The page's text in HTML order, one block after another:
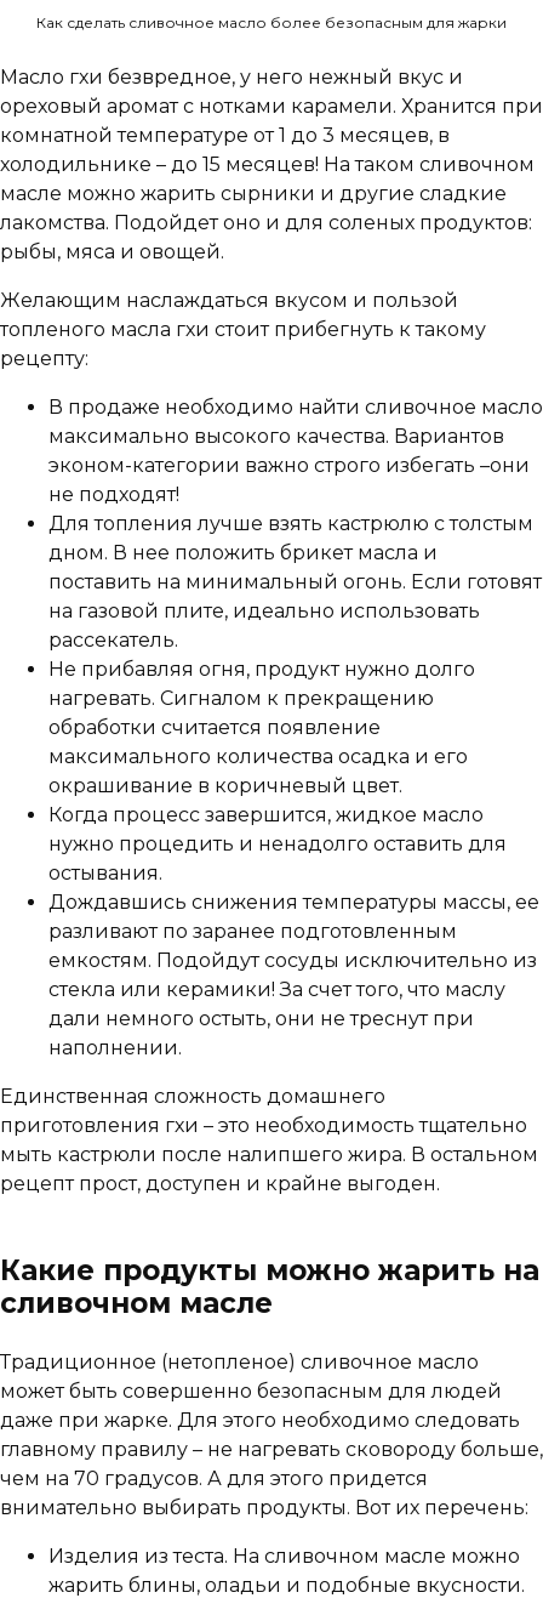
Как сделать сливочное масло более безопасным для жарки
Масло гхи безвредное, у него нежный вкус и
ореховый аромат с нотками карамели. Хранится при
комнатной температуре от 1 до 3 месяцев, в
холодильнике – до 15 месяцев! На таком сливочном
масле можно жарить сырники и другие сладкие
лакомства. Подойдет оно и для соленых продуктов:
рыбы, мяса и овощей.
Желающим наслаждаться вкусом и пользой
топленого масла гхи стоит прибегнуть к такому
рецепту:
В продаже необходимо найти сливочное масло
максимально высокого качества. Вариантов
эконом-категории важно строго избегать –они
не подходят!
Для топления лучше взять кастрюлю с толстым
дном. В нее положить брикет масла и
поставить на минимальный огонь. Если готовят
на газовой плите, идеально использовать
рассекатель.
Не прибавляя огня, продукт нужно долго
нагревать. Сигналом к прекращению
обработки считается появление
максимального количества осадка и его
окрашивание в коричневый цвет.
Когда процесс завершится, жидкое масло
нужно процедить и ненадолго оставить для
остывания.
Дождавшись снижения температуры массы, ее
разливают по заранее подготовленным
емкостям. Подойдут сосуды исключительно из
стекла или керамики! За счет того, что маслу
дали немного остыть, они не треснут при
наполнении.
Единственная сложность домашнего
приготовления гхи – это необходимость тщательно
мыть кастрюли после налипшего жира. В остальном
рецепт прост, доступен и крайне выгоден.
Какие продукты можно жарить на
сливочном масле
Традиционное (нетопленое) сливочное масло
может быть совершенно безопасным для людей
даже при жарке. Для этого необходимо следовать
главному правилу – не нагревать сковороду больше,
чем на 70 градусов. А для этого придется
внимательно выбирать продукты. Вот их перечень:
Изделия из теста. На сливочном масле можно
жарить блины, оладьи и подобные вкусности.